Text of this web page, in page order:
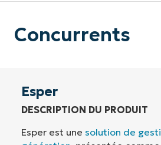
Concurrents
Esper
DESCRIPTION DU PRODUIT
Esper est une solution de